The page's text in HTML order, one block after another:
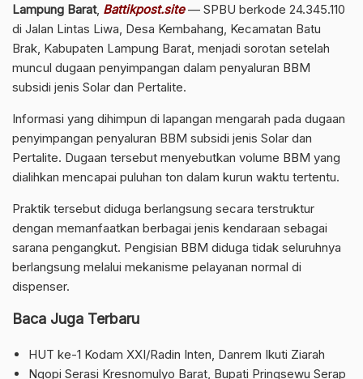
Lampung Barat, Battikpost.site— SPBU berkode 24.345.110
di Jalan Lintas Liwa, Desa Kembahang, Kecamatan Batu
Brak, Kabupaten Lampung Barat, menjadi sorotan setelah
muncul dugaan penyimpangan dalam penyaluran BBM
subsidi jenis Solar dan Pertalite.
Informasi yang dihimpun di lapangan mengarah pada dugaan
penyimpangan penyaluran BBM subsidi jenis Solar dan
Pertalite. Dugaan tersebut menyebutkan volume BBM yang
dialihkan mencapai puluhan ton dalam kurun waktu tertentu.
Praktik tersebut diduga berlangsung secara terstruktur
dengan memanfaatkan berbagai jenis kendaraan sebagai
sarana pengangkut. Pengisian BBM diduga tidak seluruhnya
berlangsung melalui mekanisme pelayanan normal di
dispenser.
Baca Juga Terbaru
HUT ke-1 Kodam XXI/Radin Inten, Danrem Ikuti Ziarah
Ngopi Serasi Kresnomulyo Barat, Bupati Pringsewu Serap